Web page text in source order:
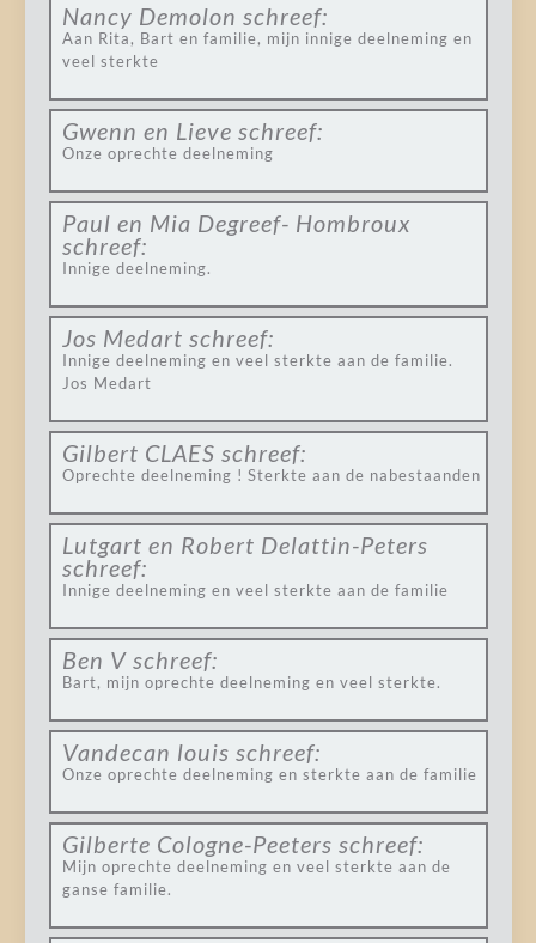
Nancy Demolon schreef:
Aan Rita, Bart en familie, mijn innige deelneming en
veel sterkte
Gwenn en Lieve schreef:
Onze oprechte deelneming
Paul en Mia Degreef- Hombroux
schreef:
Innige deelneming.
Jos Medart schreef:
Innige deelneming en veel sterkte aan de familie.
Jos Medart
Gilbert CLAES schreef:
Oprechte deelneming ! Sterkte aan de nabestaanden
Lutgart en Robert Delattin-Peters
schreef:
Innige deelneming en veel sterkte aan de familie
Ben V schreef:
Bart, mijn oprechte deelneming en veel sterkte.
Vandecan louis schreef:
Onze oprechte deelneming en sterkte aan de familie
Gilberte Cologne-Peeters schreef:
Mijn oprechte deelneming en veel sterkte aan de
ganse familie.